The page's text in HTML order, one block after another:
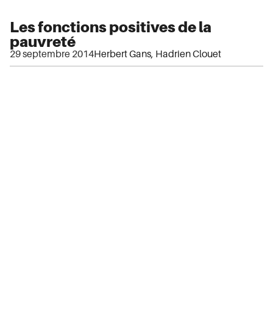
Les fonctions positives de la
pauvreté
29 septembre 2014Herbert Gans, Hadrien Clouet